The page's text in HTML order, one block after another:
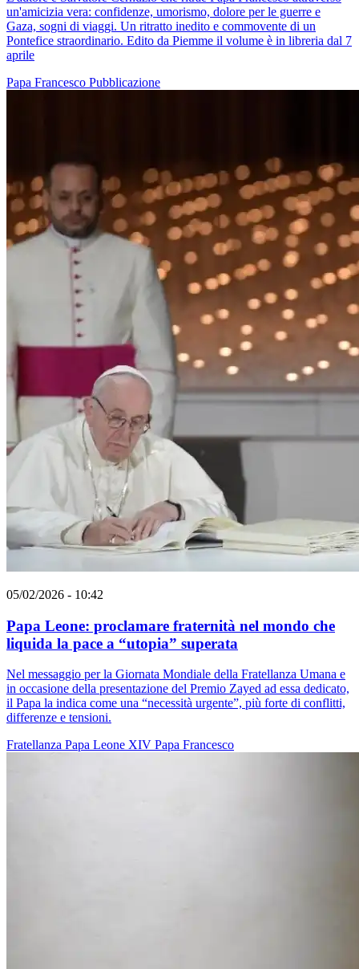
un'amicizia vera: confidenze, umorismo, dolore per le guerre e
Gaza, sogni di viaggi. Un ritratto inedito e commovente di un
Pontefice straordinario. Edito da Piemme il volume è in libreria dal 7
aprile
Papa Francesco Pubblicazione
05/02/2026 - 10:42
Papa Leone: proclamare fraternità nel mondo che
liquida la pace a “utopia” superata
Nel messaggio per la Giornata Mondiale della Fratellanza Umana e
in occasione della presentazione del Premio Zayed ad essa dedicato,
il Papa la indica come una “necessità urgente”, più forte di conflitti,
differenze e tensioni.
Fratellanza Papa Leone XIV Papa Francesco